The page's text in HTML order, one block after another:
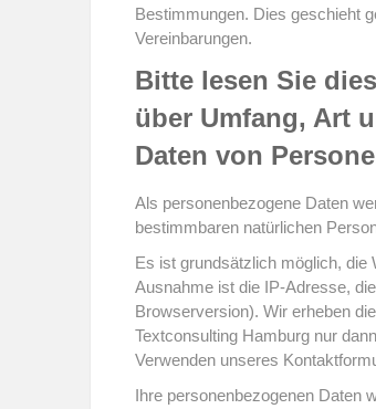
Bestimmungen. Dies geschieht
Vereinbarungen.
Bitte lesen Sie
über Umfang, Art
Daten von
Als personenbezogene Daten
bestimmbaren natürlichen
Es ist grundsätzlich möglich, die
Ausnahme ist die IP-Adresse,
Browserversion). Wir erheben
Textconsulting Hamburg nur
Verwenden unseres
Ihre personenbezogenen Daten